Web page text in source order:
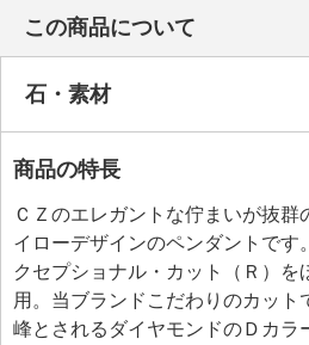
この商品について
石・素材
商品の特長
ＣＺのエレガントな佇まいが抜群
イローデザインのペンダントです
クセプショナル・カット（Ｒ）を
用。当ブランドこだわりのカット
峰とされるダイヤモンドのＤカラ